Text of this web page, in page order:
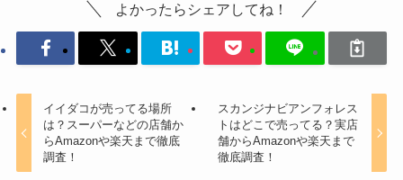
よかったらシェアしてね！
イイダコが売ってる場所
は？スーパーなどの店舗か
らAmazonや楽天まで徹底
調査！
スカンジナビアンフォレス
トはどこで売ってる？実店
舗からAmazonや楽天まで
徹底調査！